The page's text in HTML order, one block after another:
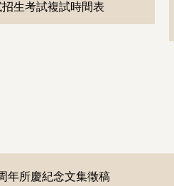
生考試複試時間表
年所慶紀念文集徵稿